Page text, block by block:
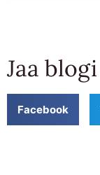
Jaa
Facebook